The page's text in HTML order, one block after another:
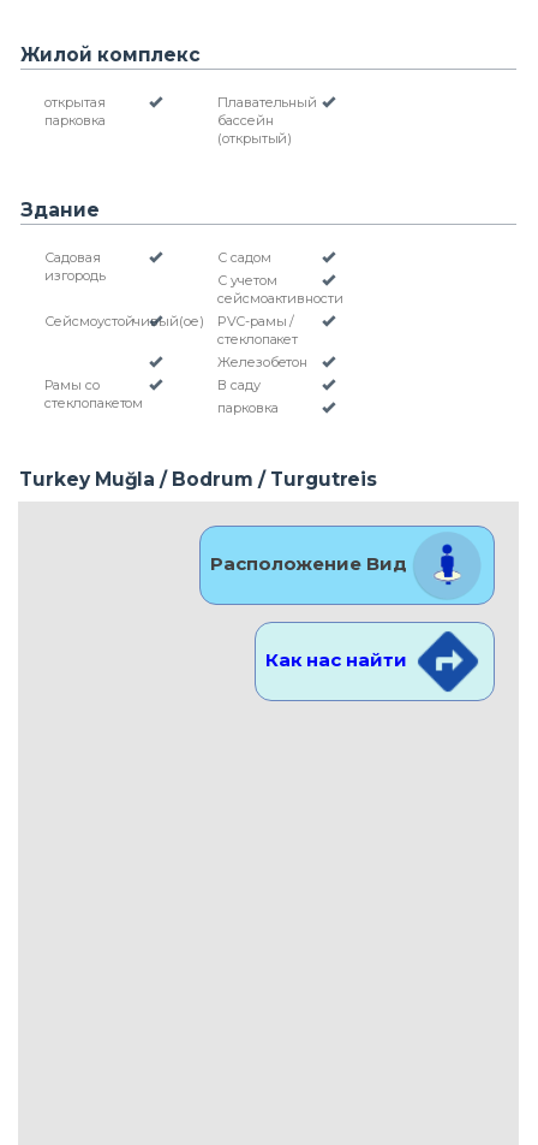
Жилой комплекс
открытая
парковка
Плавательный
бассейн
(открытый)
Здание
Садовая
изгородь
С садом
С учетом
сейсмоактивности
Сейсмоустойчивый(ое)
PVC-рамы /
стеклопакет
Железобетон
Рамы со
стеклопакетом
В саду
парковка
Turkey Muğla / Bodrum / Turgutreis
Расположение Вид
Как нас найти